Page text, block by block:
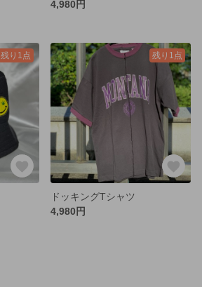
4,980円
残り1点 残り1点
ドッキングTシャツ
4,980円